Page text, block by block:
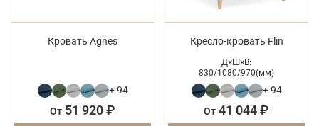
Кровать Agnes
+ 94
От 51 920 ₽
Кресло-кровать Flin
Д×Ш×В:
830/1080/970(мм)
+ 94
От 41 044 ₽